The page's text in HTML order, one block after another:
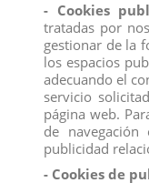
Medidas:10,7x8,6cm.
Producto No
Todos los
certificado exigido
Compraahora y
establecimiento.
Recuerde que
personalmente,
- Cookies
tratadas por
gestionar de la
los espacios
adecuando el
servicio
página web.
de
publicidad
- Cookies de